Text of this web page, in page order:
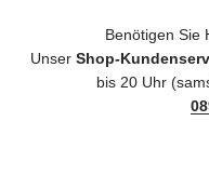
Benötigen Sie
Unser Shop-
bis 20 Uhr